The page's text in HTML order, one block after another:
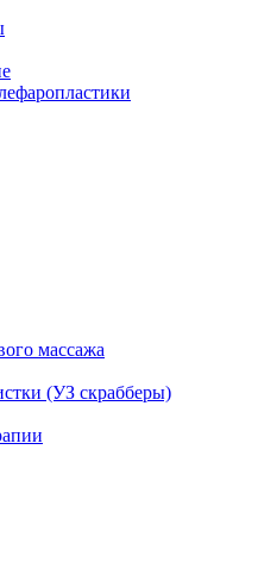
массажа
(УЗ скрабберы)